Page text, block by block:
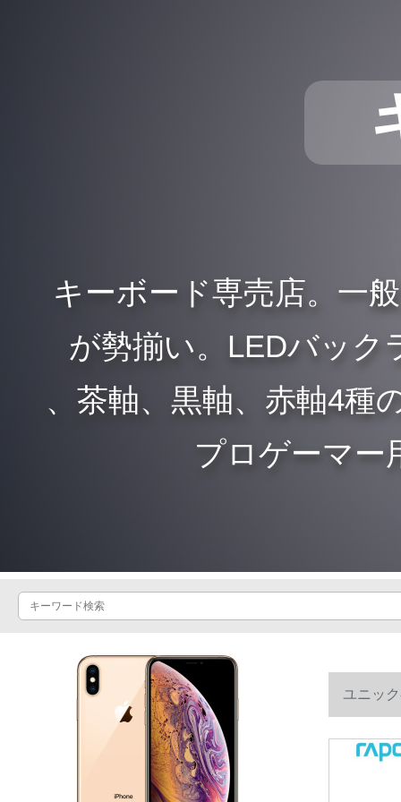
キーボード専売店。一
が勢揃い。LEDバック
、茶軸、黒軸、赤軸4種
プロゲーマー
ユニッ
デバイス